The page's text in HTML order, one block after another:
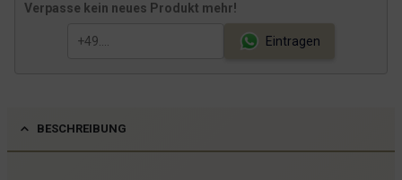
Verpasse kein neues Produkt mehr!
Eintragen
BESCHREIBUNG